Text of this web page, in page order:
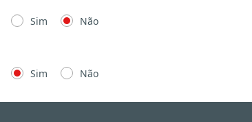
Sim Não
Sim Não